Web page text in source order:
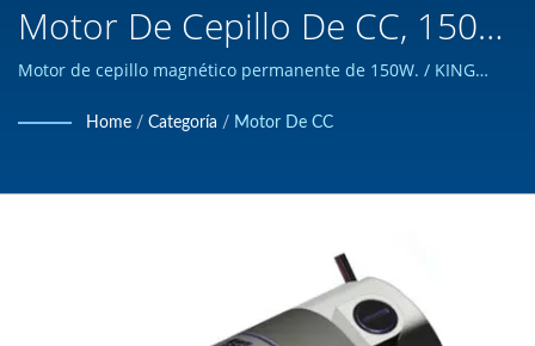
Motor De Cepillo De CC, 150W
Φ80mm 3 - 5.5 Kg-Cm /
Fabricante De Motores De
Motor de cepillo magnético permanente de 150W. / KING
DC personalizados, y ha obtenido la certificación ISO 9001.
Home / Categoría / Motor De CC